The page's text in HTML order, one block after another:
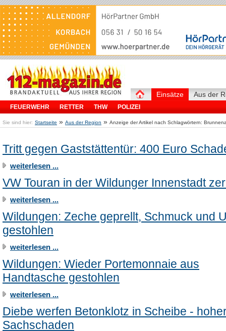
Einsätze
FEUERWEHR RETTER THW POLIZEI
Aus der
Sie sind hier: Startseite » Aus der Region » Anzeige der Artikel nach Schlagwörtern:
Tritt gegen Gaststättentür: 400 Euro
weiterlesen ...
VW Touran in der Wildunger Innenstadt
weiterlesen ...
Wildungen: Zeche geprellt, Schmuck und
gestohlen
weiterlesen ...
Wildungen: Wieder Portemonnaie aus
Handtasche gestohlen
weiterlesen ...
Diebe werfen Betonklotz in Scheibe -
Sachschaden